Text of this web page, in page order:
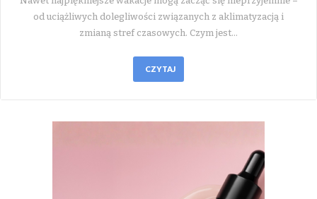
od uciążliwych dolegliwości związanych z aklimatyzacją i
zmianą stref czasowych. Czym jest…
CZYTAJ